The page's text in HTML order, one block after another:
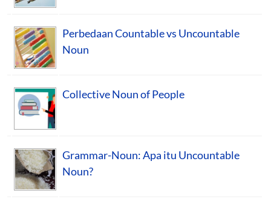
Perbedaan Countable vs Uncountable
Noun
Collective Noun of People
Grammar-Noun: Apa itu Uncountable
Noun?